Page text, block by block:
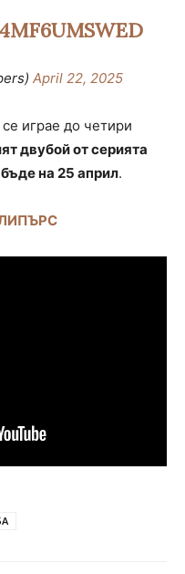
April 22, 2025
играе до четири
двубой от серията
на 25 април.